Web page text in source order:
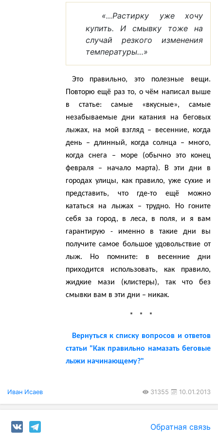
«…Растирку уже хочу
купить. И смывку тоже на
случай резкого изменения
температуры…»
Это правильно, это полезные вещи.
Повторю ещё раз то, о чём написал выше
в статье: самые «вкусные», самые
незабываемые дни катания на беговых
лыжах, на мой взгляд – весенние, когда
день – длинный, когда солнца – много,
когда снега – море (обычно это конец
февраля – начало марта). В эти дни в
городах улицы, как правило, уже сухие и
представить, что где-то ещё можно
кататься на лыжах – трудно. Но гоните
себя за город, в леса, в поля, и я вам
гарантирую - именно в такие дни вы
получите самое большое удовольствие от
лыж. Но помните: в весенние дни
приходится использовать, как правило,
жидкие мази (клистеры), так что без
смывки вам в эти дни – никак.
* * *
Вернуться к списку вопросов и ответов
статьи "Как правильно намазать беговые
лыжи начинающему?"
Иван Исаев 31355 10.01.2013
Обратная связь